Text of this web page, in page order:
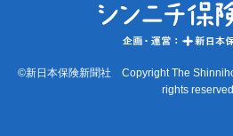
©新日本保険新聞社 Copyright The
rights